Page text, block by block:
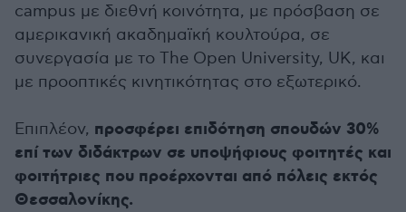
campus με διεθνή κοινότητα, με πρόσβαση σε
αμερικανική ακαδημαϊκή κουλτούρα, σε
συνεργασία με το The Open University, UK, και
με προοπτικές κινητικότητας στο εξωτερικό.
Επιπλέον, προσφέρει επιδότηση σπουδών 30%
επί των διδάκτρων σε υποψήφιους φοιτητές και
φοιτήτριες που προέρχονται από πόλεις εκτός
Θεσσαλονίκης.